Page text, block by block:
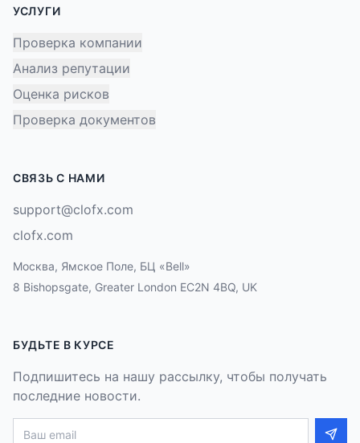
УСЛУГИ
Проверка компании
Анализ репутации
Оценка рисков
Проверка документов
СВЯЗЬ С НАМИ
support@clofx.com
clofx.com
Москва, Ямское Поле, БЦ «Bell»
8 Bishopsgate, Greater London EC2N 4BQ, UK
БУДЬТЕ В КУРСЕ
Подпишитесь на нашу рассылку, чтобы получать
последние новости.